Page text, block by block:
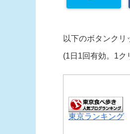
以下のボタンクリ
(1日1回有効。1ク
東京ランキング